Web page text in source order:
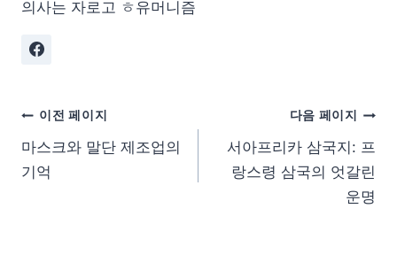
의사는 자로고 ㅎ유머니즘
이전 페이지
마스크와 말단 제조업의
기억
다음 페이지
서아프리카 삼국지: 프
랑스령 삼국의 엇갈린
운명